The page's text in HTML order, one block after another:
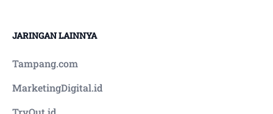
JARINGAN LAINNYA
Tampang.com
MarketingDigital.id